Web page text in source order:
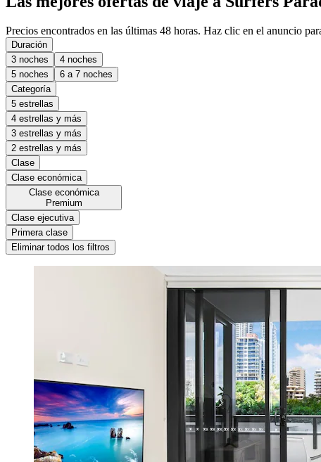
Precios encontrados en las últimas 48 horas. Haz clic en el anuncio
Duración
3 noches
4 noches
5 noches
6 a 7 noches
Categoría
5 estrellas
4 estrellas y más
3 estrellas y más
2 estrellas y más
Clase
Clase económica
Clase económica
Premium
Clase ejecutiva
Primera clase
Eliminar todos los filtros